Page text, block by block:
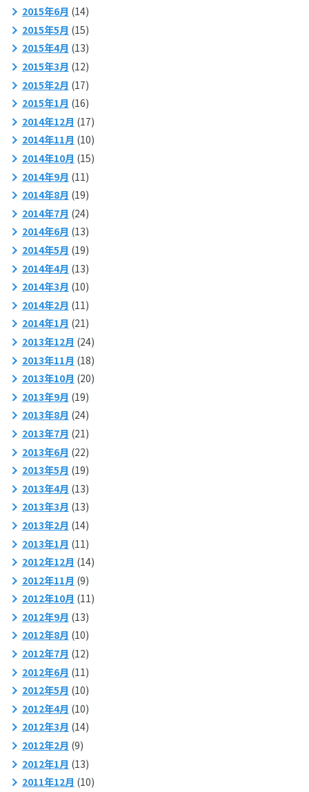
2015年6月 (14)
2015年5月 (15)
2015年4月 (13)
2015年3月 (12)
2015年2月 (17)
2015年1月 (16)
2014年12月 (17)
2014年11月 (10)
2014年10月 (15)
2014年9月 (11)
2014年8月 (19)
2014年7月 (24)
2014年6月 (13)
2014年5月 (19)
2014年4月 (13)
2014年3月 (10)
2014年2月 (11)
2014年1月 (21)
2013年12月 (24)
2013年11月 (18)
2013年10月 (20)
2013年9月 (19)
2013年8月 (24)
2013年7月 (21)
2013年6月 (22)
2013年5月 (19)
2013年4月 (13)
2013年3月 (13)
2013年2月 (14)
2013年1月 (11)
2012年12月 (14)
2012年11月 (9)
2012年10月 (11)
2012年9月 (13)
2012年8月 (10)
2012年7月 (12)
2012年6月 (11)
2012年5月 (10)
2012年4月 (10)
2012年3月 (14)
2012年2月 (9)
2012年1月 (13)
2011年12月 (10)